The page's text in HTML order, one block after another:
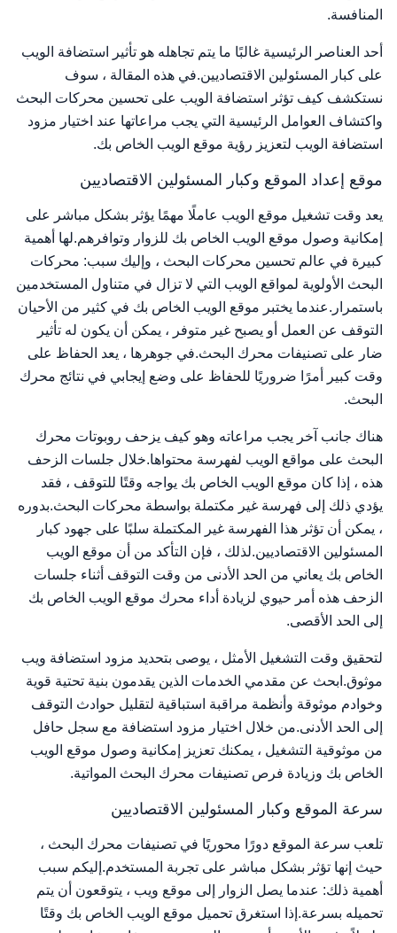
المنافسة.
أحد العناصر الرئيسية غالبًا ما يتم تجاهله هو تأثير استضافة الويب
على كبار المسئولين الاقتصاديين.في هذه المقالة ، سوف
نستكشف كيف تؤثر استضافة الويب على تحسين محركات البحث
واكتشاف العوامل الرئيسية التي يجب مراعاتها عند اختيار مزود
استضافة الويب لتعزيز رؤية موقع الويب الخاص بك.
موقع إعداد الموقع وكبار المسئولين الاقتصاديين
يعد وقت تشغيل موقع الويب عاملًا مهمًا يؤثر بشكل مباشر على
إمكانية وصول موقع الويب الخاص بك للزوار وتوافرهم.لها أهمية
كبيرة في عالم تحسين محركات البحث ، وإليك سبب: محركات
البحث الأولوية لمواقع الويب التي لا تزال في متناول المستخدمين
باستمرار.عندما يختبر موقع الويب الخاص بك في كثير من الأحيان
التوقف عن العمل أو يصبح غير متوفر ، يمكن أن يكون له تأثير
ضار على تصنيفات محرك البحث.في جوهرها ، يعد الحفاظ على
وقت كبير أمرًا ضروريًا للحفاظ على وضع إيجابي في نتائج محرك
البحث.
هناك جانب آخر يجب مراعاته وهو كيف يزحف روبوتات محرك
البحث على مواقع الويب لفهرسة محتواها.خلال جلسات الزحف
هذه ، إذا كان موقع الويب الخاص بك يواجه وقتًا للتوقف ، فقد
يؤدي ذلك إلى فهرسة غير مكتملة بواسطة محركات البحث.بدوره
، يمكن أن تؤثر هذا الفهرسة غير المكتملة سلبًا على جهود كبار
المسئولين الاقتصاديين.لذلك ، فإن التأكد من أن موقع الويب
الخاص بك يعاني من الحد الأدنى من وقت التوقف أثناء جلسات
الزحف هذه أمر حيوي لزيادة أداء محرك موقع الويب الخاص بك
إلى الحد الأقصى.
لتحقيق وقت التشغيل الأمثل ، يوصى بتحديد مزود استضافة ويب
موثوق.ابحث عن مقدمي الخدمات الذين يقدمون بنية تحتية قوية
وخوادم موثوقة وأنظمة مراقبة استباقية لتقليل حوادث التوقف
إلى الحد الأدنى.من خلال اختيار مزود استضافة مع سجل حافل
من موثوقية التشغيل ، يمكنك تعزيز إمكانية وصول موقع الويب
الخاص بك وزيادة فرص تصنيفات محرك البحث المواتية.
سرعة الموقع وكبار المسئولين الاقتصاديين
تلعب سرعة الموقع دورًا محوريًا في تصنيفات محرك البحث ،
حيث إنها تؤثر بشكل مباشر على تجربة المستخدم.إليكم سبب
أهمية ذلك: عندما يصل الزوار إلى موقع ويب ، يتوقعون أن يتم
تحميله بسرعة.إذا استغرق تحميل موقع الويب الخاص بك وقتًا